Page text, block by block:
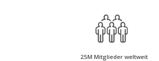
25M Mitglieder weltweit